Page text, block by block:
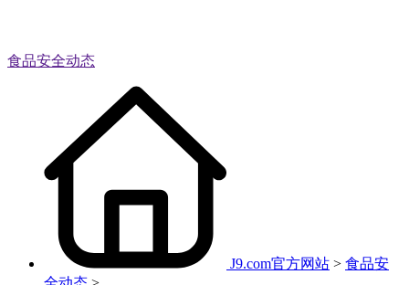
食品安全动态
J9.com官方网站 > 食品安